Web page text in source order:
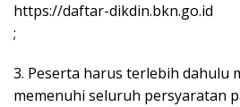
https://daftar-dikdin.bkn.go.id
;
3. Peserta harus terlebih dahulu
memenuhi seluruh persyaratan